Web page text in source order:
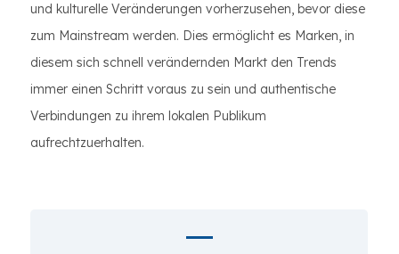
und kulturelle Veränderungen vorherzusehen, bevor diese
zum Mainstream werden. Dies ermöglicht es Marken, in
diesem sich schnell verändernden Markt den Trends
immer einen Schritt voraus zu sein und authentische
Verbindungen zu ihrem lokalen Publikum
aufrechtzuerhalten.